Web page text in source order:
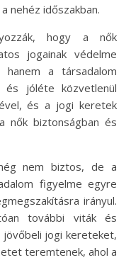
nehéz időszakban.
hogy a nők
jogainak védelme
a társadalom
és jóléte közvetlenül
és a jogi keretek
nők biztonságban és
nem biztos, de a
figyelme egyre
irányul.
további viták és
jövőbeli jogi kereteket,
teremtenek, ahol a